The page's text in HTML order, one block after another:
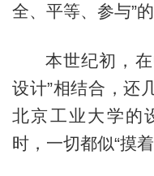
全、平等、参与”的
本世纪初，
设计”相结合，还
北京工业大学的
时，一切都似“摸着